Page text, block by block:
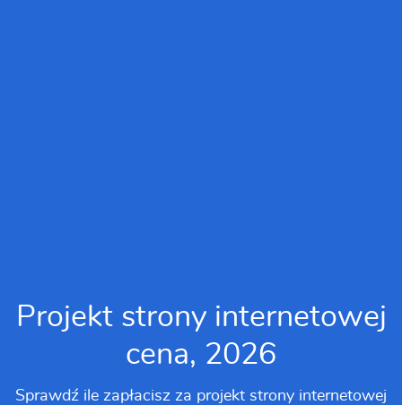
Projekt strony internetowej
cena, 2026
Sprawdź ile zapłacisz za projekt strony internetowej